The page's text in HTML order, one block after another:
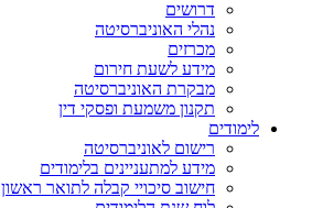
דרושים
נהלי האוניברסיטה
מכרזים
מידע לשעת חירום
מבקרת האוניברסיטה
תקנון משמעת ופסקי דין
לימודים
רישום לאוניברסיטה
מידע למתעניינים בלימודים
חישוב סיכויי קבלה לתואר ראשון